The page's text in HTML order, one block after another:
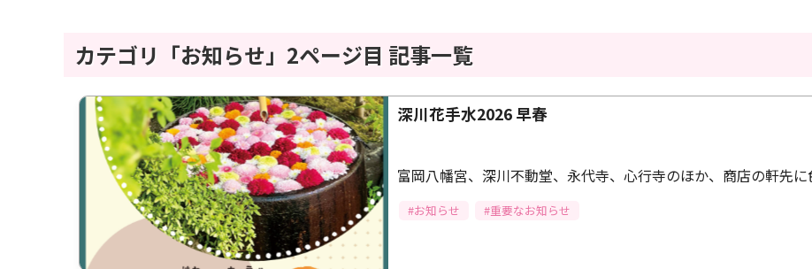
カテゴリ「お知らせ」2ページ目 記事一覧
深川花手水2026 早春
富岡八幡宮、深川不動堂、永代寺、心行寺のほか、商店の軒先に
#お知らせ #重要なお知らせ